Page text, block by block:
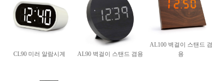
CL90 미러 알람시계 AL90 벽걸이 스탠드 겸용
AL100 벽걸이 스탠드 겸
용